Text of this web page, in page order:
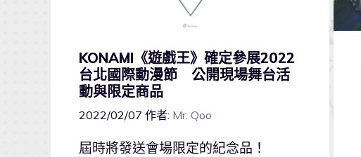
KONAMI《遊戲王》確定參展2022
台北國際動漫節 公開現場舞台活
動與限定商品
2022/02/07 作者: Mr. Qoo
屆時將發送會場限定的紀念品！